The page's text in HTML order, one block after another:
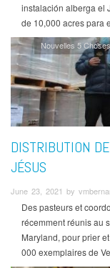
instalación alberga el
de 10,000 acres para
Nouvelles 5
DISTRIBUTION
JÉSUS
June 23, 2021 by
Des pasteurs et
récemment réunis au
Maryland, pour prier
000 exemplaires de